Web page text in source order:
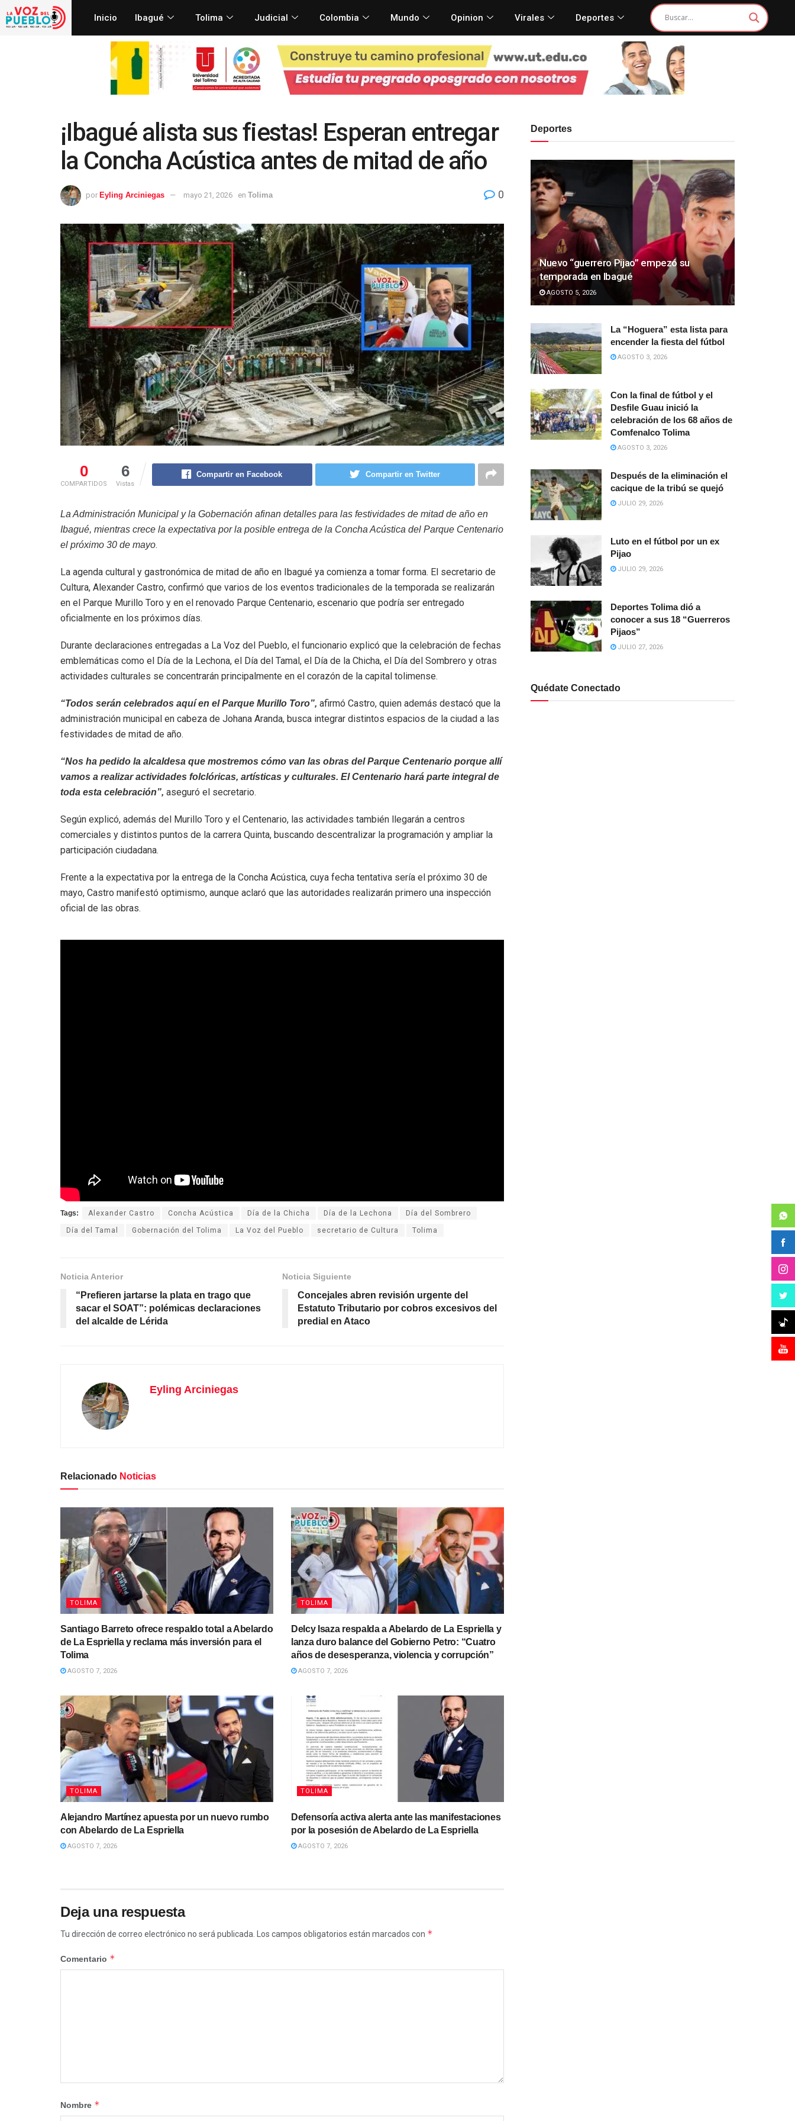
Inicio Ibagué Tolima Judicial Colombia Mundo Opinion Virales Deportes
¡Ibagué alista sus fiestas! Esperan entregar
la Concha Acústica antes de mitad de año
por Eyling Arciniegas mayo 21, 2026 en Tolima 0
0
COMPARTIDOS
6
Vistas
Compartir en Facebook Compartir en Twitter
La Administración Municipal y la Gobernación afinan detalles para las festividades de mitad de año en
Ibagué, mientras crece la expectativa por la posible entrega de la Concha Acústica del Parque Centenario
el próximo 30 de mayo.
La agenda cultural y gastronómica de mitad de año en Ibagué ya comienza a tomar forma. El secretario de
Cultura, Alexander Castro, confirmó que varios de los eventos tradicionales de la temporada se realizarán
en el Parque Murillo Toro y en el renovado Parque Centenario, escenario que podría ser entregado
oficialmente en los próximos días.
Durante declaraciones entregadas a La Voz del Pueblo, el funcionario explicó que la celebración de fechas
emblemáticas como el Día de la Lechona, el Día del Tamal, el Día de la Chicha, el Día del Sombrero y otras
actividades culturales se concentrarán principalmente en el corazón de la capital tolimense.
“Todos serán celebrados aquí en el Parque Murillo Toro”, afirmó Castro, quien además destacó que la
administración municipal en cabeza de Johana Aranda, busca integrar distintos espacios de la ciudad a las
festividades de mitad de año.
“Nos ha pedido la alcaldesa que mostremos cómo van las obras del Parque Centenario porque allí
vamos a realizar actividades folclóricas, artísticas y culturales. El Centenario hará parte integral de
toda esta celebración”, aseguró el secretario.
Según explicó, además del Murillo Toro y el Centenario, las actividades también llegarán a centros
comerciales y distintos puntos de la carrera Quinta, buscando descentralizar la programación y ampliar la
participación ciudadana.
Frente a la expectativa por la entrega de la Concha Acústica, cuya fecha tentativa sería el próximo 30 de
mayo, Castro manifestó optimismo, aunque aclaró que las autoridades realizarán primero una inspección
oficial de las obras.
Tags: Alexander Castro Concha Acústica Día de la Chicha Día de la Lechona Día del Sombrero
Día del Tamal Gobernación del Tolima La Voz del Pueblo secretario de Cultura Tolima
Noticia Anterior
“Prefieren jartarse la plata en trago que
sacar el SOAT”: polémicas declaraciones
del alcalde de Lérida
Noticia Siguiente
Concejales abren revisión urgente del
Estatuto Tributario por cobros excesivos del
predial en Ataco
Eyling Arciniegas
Relacionado Noticias
TOLIMA
Santiago Barreto ofrece respaldo total a Abelardo
de La Espriella y reclama más inversión para el
Tolima
AGOSTO 7, 2026
TOLIMA
Delcy Isaza respalda a Abelardo de La Espriella y
lanza duro balance del Gobierno Petro: “Cuatro
años de desesperanza, violencia y corrupción”
AGOSTO 7, 2026
TOLIMA
Alejandro Martínez apuesta por un nuevo rumbo
con Abelardo de La Espriella
AGOSTO 7, 2026
TOLIMA
Defensoría activa alerta ante las manifestaciones
por la posesión de Abelardo de La Espriella
AGOSTO 7, 2026
Deja una respuesta
Tu dirección de correo electrónico no será publicada. Los campos obligatorios están marcados con *
Comentario *
Nombre *
Deportes
Nuevo “guerrero Pijao” empezó su
temporada en Ibagué
AGOSTO 5, 2026
La “Hoguera” esta lista para
encender la fiesta del fútbol
AGOSTO 3, 2026
Con la final de fútbol y el
Desfile Guau inició la
celebración de los 68 años de
Comfenalco Tolima
AGOSTO 3, 2026
Después de la eliminación el
cacique de la tribú se quejó
JULIO 29, 2026
Luto en el fútbol por un ex
Pijao
JULIO 29, 2026
Deportes Tolima dió a
conocer a sus 18 “Guerreros
Pijaos”
JULIO 27, 2026
Quédate Conectado